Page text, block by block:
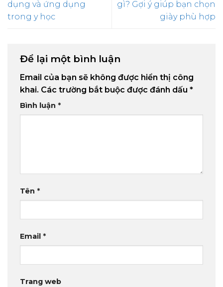
dụng và ứng dụng
trong y học
gì? Gợi ý giúp bạn chọn
giày phù hợp
Để lại một bình luận
Email của bạn sẽ không được hiển thị công
khai. Các trường bắt buộc được đánh dấu *
Bình luận *
Tên *
Email *
Trang web